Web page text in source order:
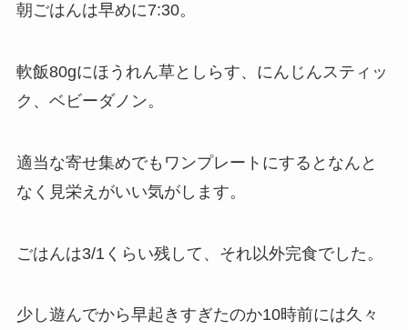
朝ごはんは早めに7:30。
軟飯80gにほうれん草としらす、にんじんスティッ
ク、ベビーダノン。
適当な寄せ集めでもワンプレートにするとなんと
なく見栄えがいい気がします。
ごはんは3/1くらい残して、それ以外完食でした。
少し遊んでから早起きすぎたのか10時前には久々